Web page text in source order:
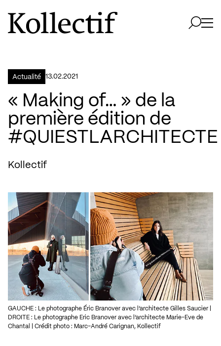
Aller à la page d'accueil
Logo Kollectif
Actualité 13.02.2021
« Making of… » de la
première édition de
#QUIESTLARCHITECTE
Kollectif
GAUCHE : Le photographe Éric Branover avec l’architecte Gilles Saucier |
DROITE : Le photographe Eric Branover avec l’architecte Marie-Eve de
Chantal | Crédit photo : Marc-André Carignan, Kollectif